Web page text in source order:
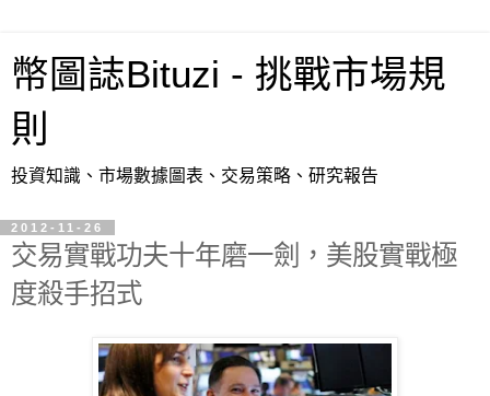
幣圖誌Bituzi - 挑戰市場規
則
投資知識、市場數據圖表、交易策略、研究報告
2012-11-26
交易實戰功夫十年磨一劍，美股實戰極
度殺手招式